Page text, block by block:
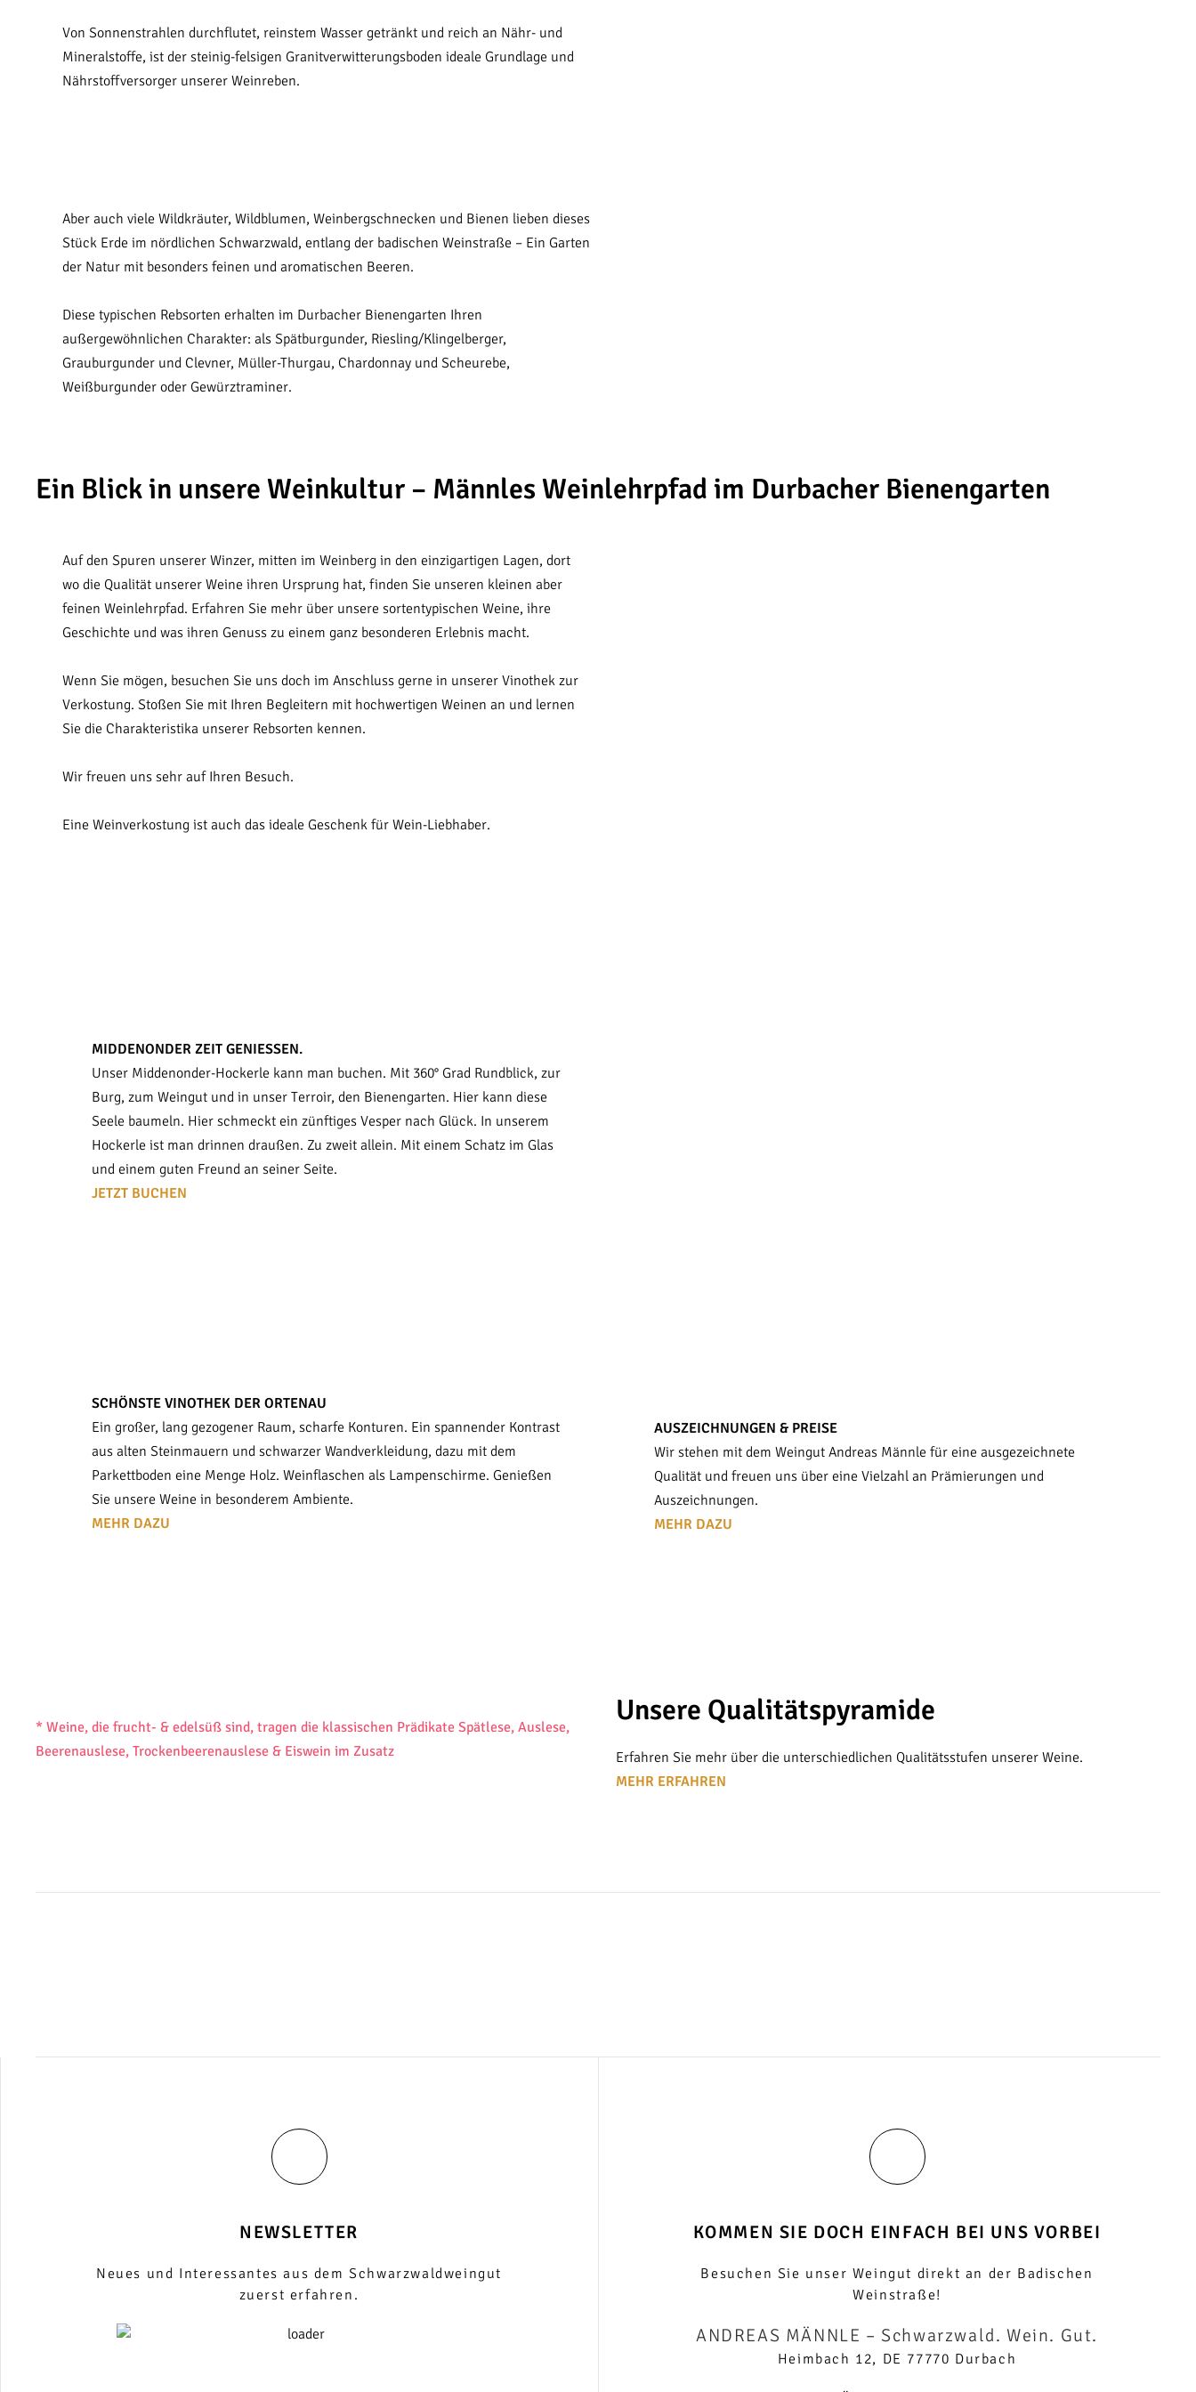
Von Sonnenstrahlen durchflutet, reinstem Wasser getränkt und reich an Nähr- und
Mineralstoffe, ist der steinig-felsigen Granitverwitterungsboden ideale Grundlage und
Nährstoffversorger unserer Weinreben.
Aber auch viele Wildkräuter, Wildblumen, Weinbergschnecken und Bienen lieben dieses
Stück Erde im nördlichen Schwarzwald, entlang der badischen Weinstraße – Ein Garten
der Natur mit besonders feinen und aromatischen Beeren.
Diese typischen Rebsorten erhalten im Durbacher Bienengarten Ihren
außergewöhnlichen Charakter: als Spätburgunder, Riesling/Klingelberger,
Grauburgunder und Clevner, Müller-Thurgau, Chardonnay und Scheurebe,
Weißburgunder oder Gewürztraminer.
Ein Blick in unsere Weinkultur – Männles Weinlehrpfad im Durbacher Bienengarten
Auf den Spuren unserer Winzer, mitten im Weinberg in den einzigartigen Lagen, dort
wo die Qualität unserer Weine ihren Ursprung hat, finden Sie unseren kleinen aber
feinen Weinlehrpfad. Erfahren Sie mehr über unsere sortentypischen Weine, ihre
Geschichte und was ihren Genuss zu einem ganz besonderen Erlebnis macht.
Wenn Sie mögen, besuchen Sie uns doch im Anschluss gerne in unserer Vinothek zur
Verkostung. Stoßen Sie mit Ihren Begleitern mit hochwertigen Weinen an und lernen
Sie die Charakteristika unserer Rebsorten kennen.
Wir freuen uns sehr auf Ihren Besuch.
Eine Weinverkostung ist auch das ideale Geschenk für Wein-Liebhaber.
MIDDENONDER ZEIT GENIESSEN.
Unser Middenonder-Hockerle kann man buchen. Mit 360° Grad Rundblick, zur
Burg, zum Weingut und in unser Terroir, den Bienengarten. Hier kann diese
Seele baumeln. Hier schmeckt ein zünftiges Vesper nach Glück. In unserem
Hockerle ist man drinnen draußen. Zu zweit allein. Mit einem Schatz im Glas
und einem guten Freund an seiner Seite.
JETZT BUCHEN
SCHÖNSTE VINOTHEK DER ORTENAU
Ein großer, lang gezogener Raum, scharfe Konturen. Ein spannender Kontrast
aus alten Steinmauern und schwarzer Wandverkleidung, dazu mit dem
Parkettboden eine Menge Holz. Weinflaschen als Lampenschirme. Genießen
Sie unsere Weine in besonderem Ambiente.
MEHR DAZU
AUSZEICHNUNGEN & PREISE
Wir stehen mit dem Weingut Andreas Männle für eine ausgezeichnete
Qualität und freuen uns über eine Vielzahl an Prämierungen und
Auszeichnungen.
MEHR DAZU
* Weine, die frucht- & edelsüß sind, tragen die klassischen Prädikate Spätlese, Auslese,
Beerenauslese, Trockenbeerenauslese & Eiswein im Zusatz
Unsere Qualitätspyramide
Erfahren Sie mehr über die unterschiedlichen Qualitätsstufen unserer Weine.
MEHR ERFAHREN
NEWSLETTER
Neues und Interessantes aus dem Schwarzwaldweingut
zuerst erfahren.
KOMMEN SIE DOCH EINFACH BEI UNS VORBEI
Besuchen Sie unser Weingut direkt an der Badischen
Weinstraße!
ANDREAS MÄNNLE – Schwarzwald. Wein. Gut.
Heimbach 12, DE 77770 Durbach